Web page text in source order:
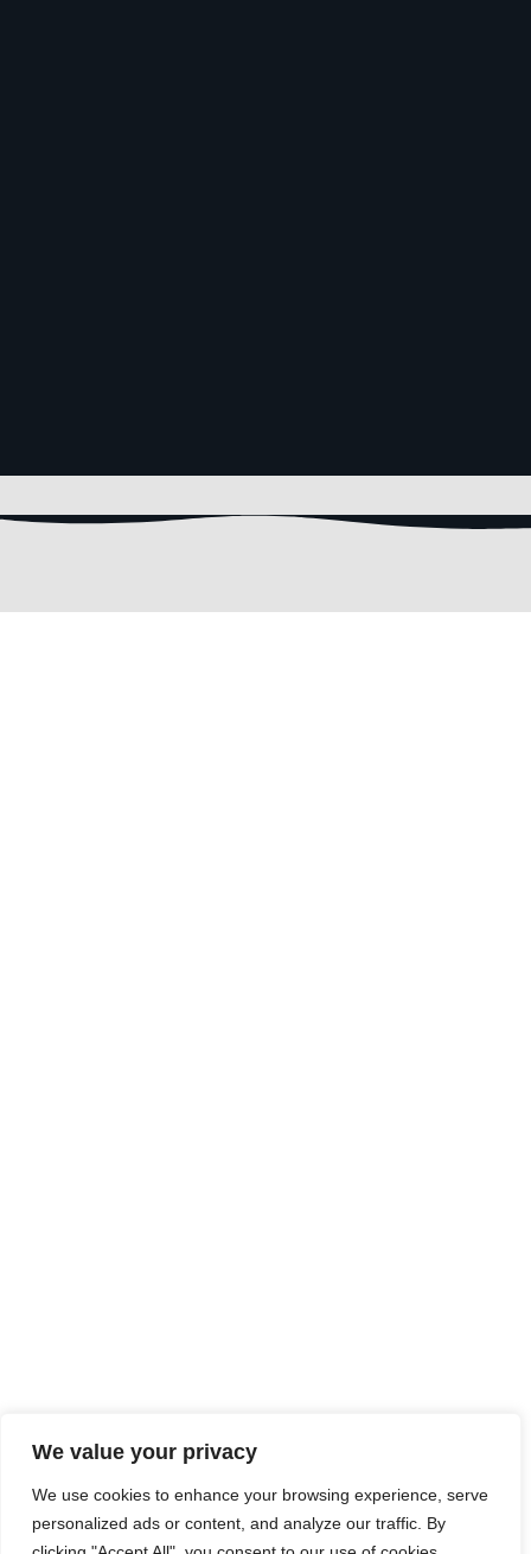
We value your privacy
We use cookies to enhance your browsing experience, serve
personalized ads or content, and analyze our traffic. By